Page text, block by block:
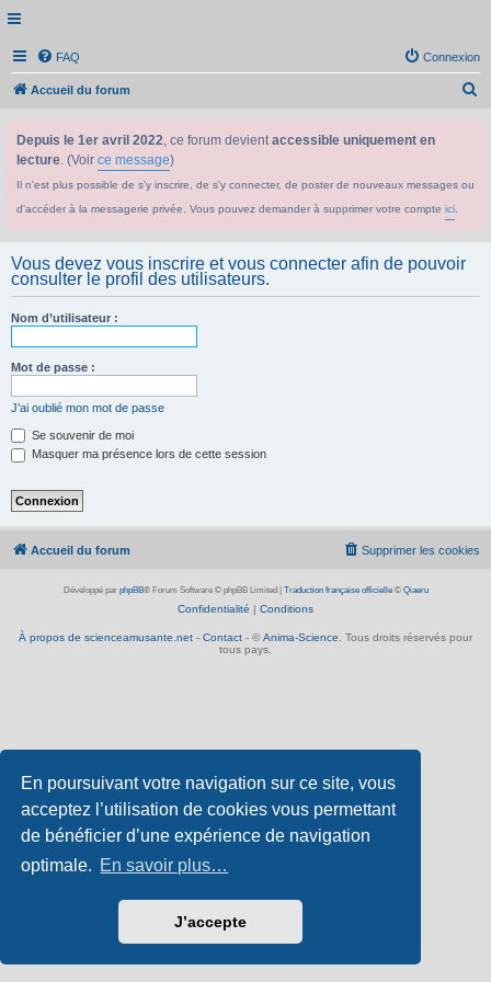
En poursuivant votre navigation sur ce site, vous
acceptez l’utilisation de cookies vous permettant
de bénéficier d’une expérience de navigation
optimale. En savoir plus…
J’accepte
FAQ Connexion
Accueil du forum
e
Depuis le 1er avril 2022, ce forum devientaccessible uniquement en
lecture. (Voir ce message)
Il n'est plus possible de s'y inscrire, de s'y connecter, de poster de nouveaux messages ou
d'accéder à la messagerie privée. Vous pouvez demander à supprimer votre compte ici
Vous devez vous inscrire et vous connecter afin de pouvoir
consulter le profil des utilisateurs.
Nom d’utilisateur :
Mot de passe :
J’ai oublié mon mot de passe
Se souvenir de moi
Masquer ma présence lors de cette session
Accueil du forum Supprimer les cookies
Développé par phpBB® Forum Software © phpBB Limited Traduction française officielle© Qiaeru
Confidentialité | Conditions
À propos de scienceamusante.net - Contact - © Anima-Science . Tous droits réservés pour
tous pays.